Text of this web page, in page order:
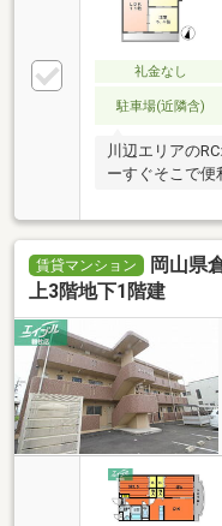
礼金なし
駐車場(近隣含)
川辺エリアの
ーすぐそこで便
賃貸マンション
岡山県
上3階地下1階建